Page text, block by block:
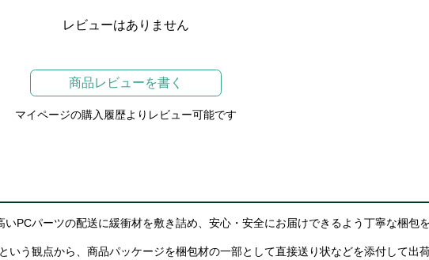
レビューはありません
商品レビューを書く
マイページの購入履歴よりレビュー可能です
PCパーツの配送に緩衝材を敷き詰め、安心・安全にお届けできるよう丁寧な梱包
う観点から、商品パッケージを梱包材の一部として直接送り状などを添付して出